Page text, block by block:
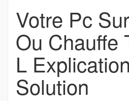
Votre Pc
Ou Chauffe
L
Solution